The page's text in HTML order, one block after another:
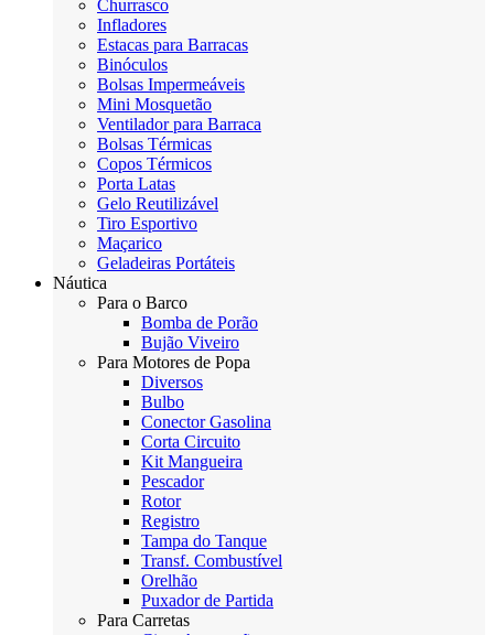
Churrasco
Infladores
Estacas para Barracas
Binóculos
Bolsas Impermeáveis
Mini Mosquetão
Ventilador para Barraca
Bolsas Térmicas
Copos Térmicos
Porta Latas
Gelo Reutilizável
Tiro Esportivo
Maçarico
Geladeiras Portáteis
Náutica
Para o Barco
Bomba de Porão
Bujão Viveiro
Para Motores de Popa
Diversos
Bulbo
Conector Gasolina
Corta Circuito
Kit Mangueira
Pescador
Rotor
Registro
Tampa do Tanque
Transf. Combustível
Orelhão
Puxador de Partida
Para Carretas